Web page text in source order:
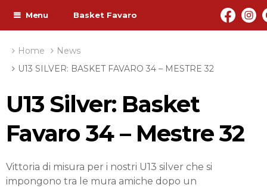
Menu Basket Favaro
Home
News
U13 SILVER: BASKET FAVARO 34 – MESTRE 32
U13 Silver: Basket
Favaro 34 – Mestre 32
Vittoria di misura per i nostri U13 silver che si
impongono tra le mura amiche dopo un